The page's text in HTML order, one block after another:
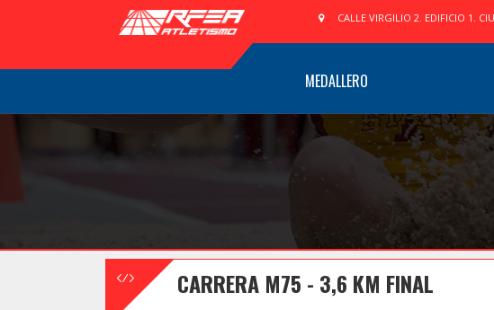
CALLE VIRGILIO 2. EDIFICIO 1.
MEDALLERO
CARRERA M75 - 3,6 KM FINAL